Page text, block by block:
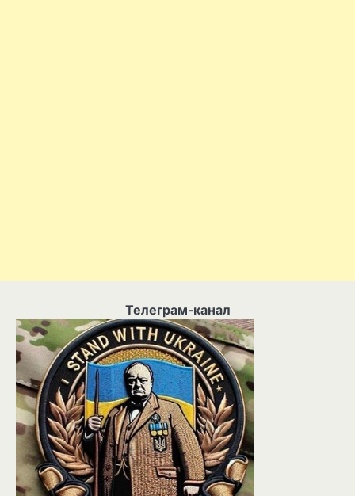
Телеграм-канал